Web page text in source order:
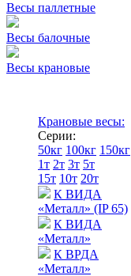
Весы паллетные
Весы балочные
Весы крановые
Крановые весы:
Серии:
50кг 100кг 150кг
1т 2т 3т 5т
15т 10т 20т
К ВИДА
«Металл» (IP 65)
К ВИДА
«Металл»
К ВРДА
«Металл»